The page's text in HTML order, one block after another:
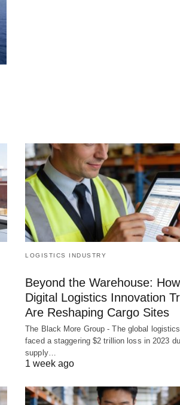
LOGISTICS INDUSTRY
Beyond the Warehouse: How
Digital Logistics Innovation
Are Reshaping Cargo Sites
The Black More Group - The global
faced a staggering $2 trillion loss in 2023
supply…
1 week ago